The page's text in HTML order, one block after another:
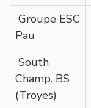
Groupe ESC
Pau
South
Champ. BS
(Troyes)